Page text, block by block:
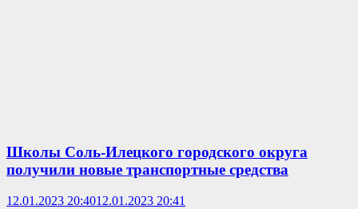
Школы Соль-Илецкого городского округа
получили новые транспортные средства
12.01.2023 20:4012.01.2023 20:41